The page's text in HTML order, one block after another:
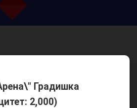
Градишка
2,000)